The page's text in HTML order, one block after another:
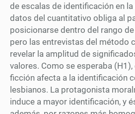
de escalas de identificación en
datos del cuantitativo obliga al
posicionarse dentro del rango
pero las entrevistas del método
revelar la amplitud de
valores. Como se esperaba
ficción afecta a la identificación
lesbianos. La protagonista
induce a mayor identificación, y